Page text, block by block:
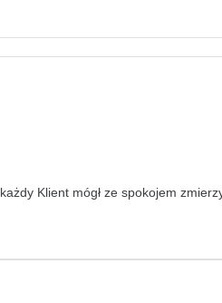
Klient mógł ze spokojem